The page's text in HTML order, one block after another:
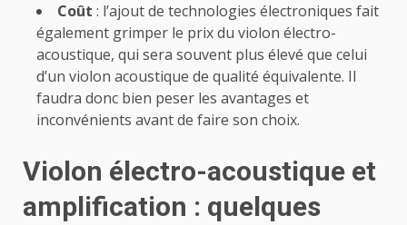
Coût : l’ajout de technologies électroniques fait
également grimper le prix du violon électro-
acoustique, qui sera souvent plus élevé que celui
d’un violon acoustique de qualité équivalente. Il
faudra donc bien peser les avantages et
inconvénients avant de faire son choix.
Violon électro-acoustique et
amplification : quelques